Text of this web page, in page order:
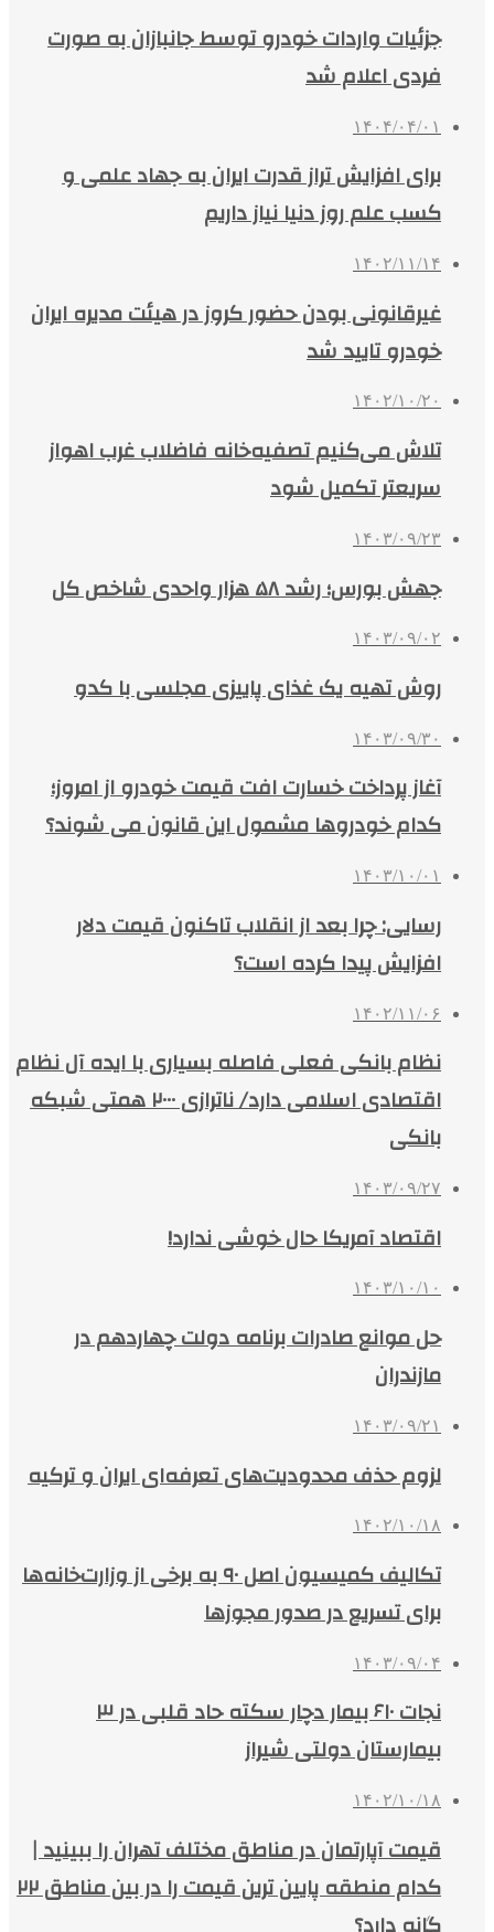
جزئیات واردات خودرو توسط جانبازان به صورت
فردی اعلام شد
۱۴۰۴/۰۴/۰۱
برای افزایش تراز قدرت ایران به جهاد علمی و
کسب علم روز دنیا نیاز داریم
۱۴۰۲/۱۱/۱۴
غیرقانونی بودن حضور کروز در هیئت مدیره ایران‌
خودرو تایید شد
۱۴۰۲/۱۰/۲۰
تلاش می‌کنیم تصفیه‌خانه فاضلاب غرب اهواز
سریعتر تکمیل شود
۱۴۰۳/۰۹/۲۳
جهش بورس؛ رشد ۵۸ هزار واحدی شاخص کل
۱۴۰۳/۰۹/۰۲
روش تهیه یک غذای پاییزی مجلسی با کدو
۱۴۰۳/۰۹/۳۰
آغاز پرداخت خسارت افت قیمت خودرو از امروز؛
کدام خودروها مشمول این قانون می شوند؟
۱۴۰۳/۱۰/۰۱
رسایی: چرا بعد از انقلاب تاکنون قیمت دلار
افزایش پیدا کرده است؟
۱۴۰۲/۱۱/۰۶
نظام بانکی فعلی فاصله بسیاری با ایده آل نظام
اقتصادی اسلامی دارد/ ناترازی ۲۰۰۰ همتی شبکه
بانکی
۱۴۰۳/۰۹/۲۷
اقتصاد آمریکا حال خوشی ندارد!
۱۴۰۳/۱۰/۱۰
حل موانع صادرات برنامه دولت چهاردهم در
مازندران
۱۴۰۳/۰۹/۲۱
لزوم حذف محدودیت‌های تعرفه‌ای ایران و ترکیه
۱۴۰۲/۱۰/۱۸
تکالیف کمیسیون اصل ۹۰ به برخی از وزارت‌خانه‌ها
برای تسریع در صدور مجوزها
۱۴۰۳/۰۹/۰۴
نجات ۶۱۰ بیمار دچار سکته حاد قلبی در ۳
بیمارستان دولتی شیراز
۱۴۰۲/۱۰/۱۸
قیمت آپارتمان در مناطق مختلف تهران را ببینید |
کدام منطقه پایین ترین قیمت را در بین مناطق ۲۲